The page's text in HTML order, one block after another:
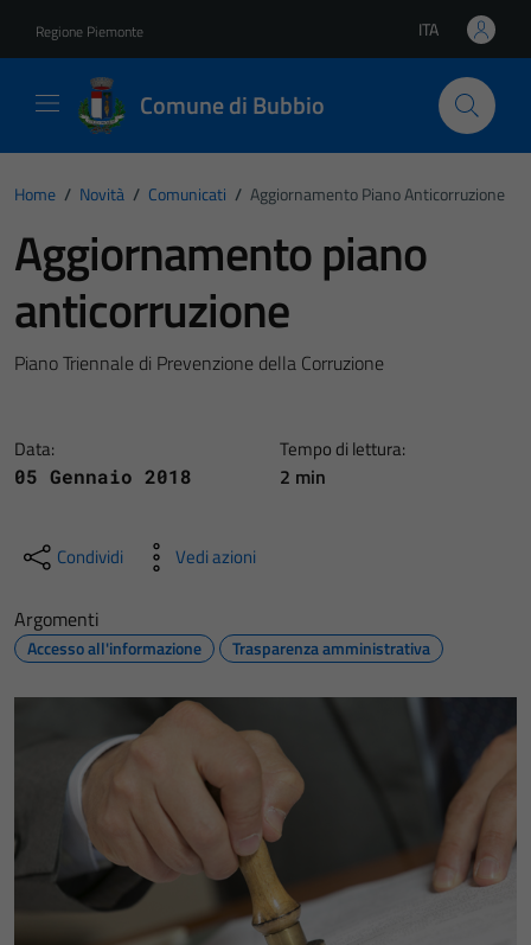
Regione Piemonte Lingua attiva:
ITA
Comune di Bubbio
Home / Novità / Comunicati / Aggiornamento Piano Anticorruzione
Aggiornamento piano
anticorruzione
Piano Triennale di Prevenzione della Corruzione
Data:
05 Gennaio 2018
Tempo di lettura:
2 min
Condividi Vedi azioni
Argomenti
Accesso all'informazione Trasparenza amministrativa